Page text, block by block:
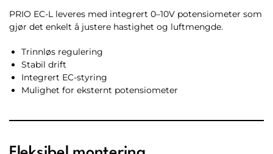
PRIO EC-L leveres med integrert 0–10V potensiometer som
gjør det enkelt å justere hastighet og luftmengde.
Trinnløs regulering
Stabil drift
Integrert EC-styring
Mulighet for eksternt potensiometer